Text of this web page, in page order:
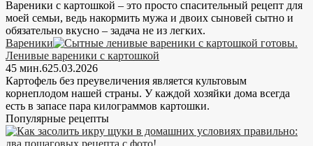
Вареники с картошкой – это просто спасительный рецепт для
моей семьи, ведь накормить мужа и двоих сыновей сытно и
обязательно вкусно – задача не из легких.
Вареники
Ленивые вареники с картошкой
45 мин.625.03.2026
Картофель без преувеличения является культовым
корнеплодом нашей страны. У каждой хозяйки дома всегда
есть в запасе пара килограммов картошки.
Популярные рецепты